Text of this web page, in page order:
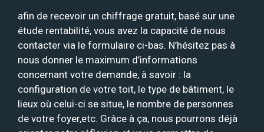
afin de recevoir un chiffrage gratuit, basé sur une
étude rentabilité, vous avez la capacité de nous
contacter via le formulaire ci-bas. N’hésitez pas à
nous donner le maximum d’informations
concernant votre demande, à savoir : la
configuration de votre toit, le type de bâtiment, le
lieux où celui-ci se situe, le nombre de personnes
de votre foyer,etc. Grâce à ça, nous pourrons déjà